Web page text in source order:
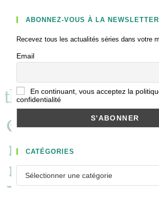
ABONNEZ-VOUS À LA
Recevez tous les actualités séries dans votre
Email
En continuant, vous acceptez la
confidentialité
CATÉGORIES